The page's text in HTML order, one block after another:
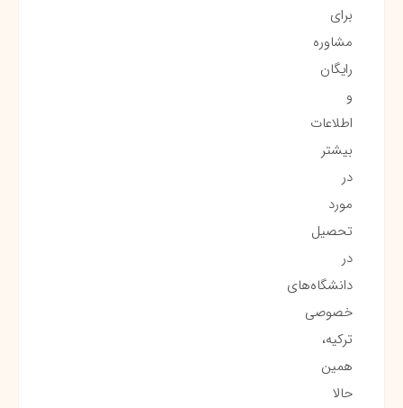
برای
مشاوره
رایگان
و
اطلاعات
بیشتر
در
مورد
تحصیل
در
دانشگاه‌های
خصوصی
ترکیه،
همین
حالا